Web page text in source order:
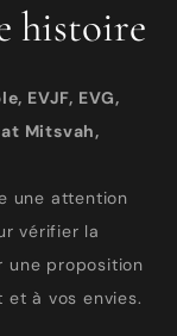
histoire
EVJF, EVG,
Mitsvah,
une attention
vérifier la
une proposition
à vos envies.